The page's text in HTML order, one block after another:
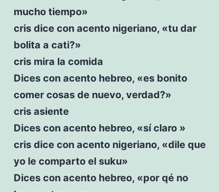
mucho tiempo»
cris dice con acento nigeriano, «tu dar
bolita a cati?»
cris mira la comida
Dices con acento hebreo, «es bonito
comer cosas de nuevo, verdad?»
cris asiente
Dices con acento hebreo, «sí claro »
cris dice con acento nigeriano, «dile que
yo le comparto el suku»
Dices con acento hebreo, «por qé no